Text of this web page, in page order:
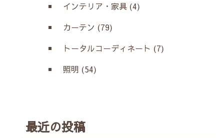
インテリア・家具 (4)
カーテン (79)
トータルコーディネート (7)
照明 (54)
最近の投稿